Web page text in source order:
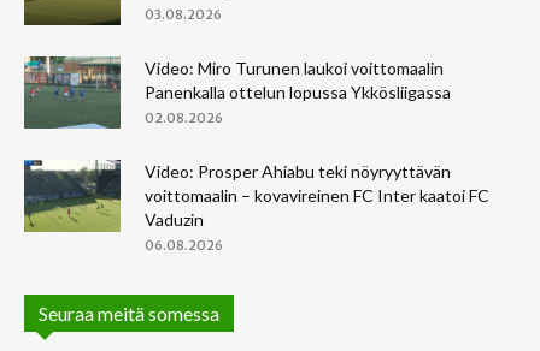
03.08.2026
Video: Miro Turunen laukoi voittomaalin
Panenkalla ottelun lopussa Ykkösliigassa
02.08.2026
Video: Prosper Ahiabu teki nöyryyttävän
voittomaalin – kovavireinen FC Inter kaatoi FC
Vaduzin
06.08.2026
Seuraa meitä somessa